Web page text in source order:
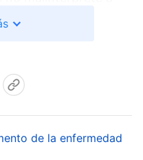
es justo…”.
a nadie tan cerca
avisó a su
de la enfermedad